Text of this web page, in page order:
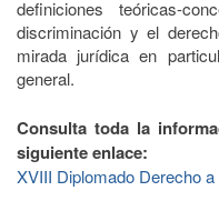
definiciones teóricas-
discriminación y el
mirada jurídica en
general.
Consulta toda la
siguiente enlace:
XVIII Diplomado Derecho